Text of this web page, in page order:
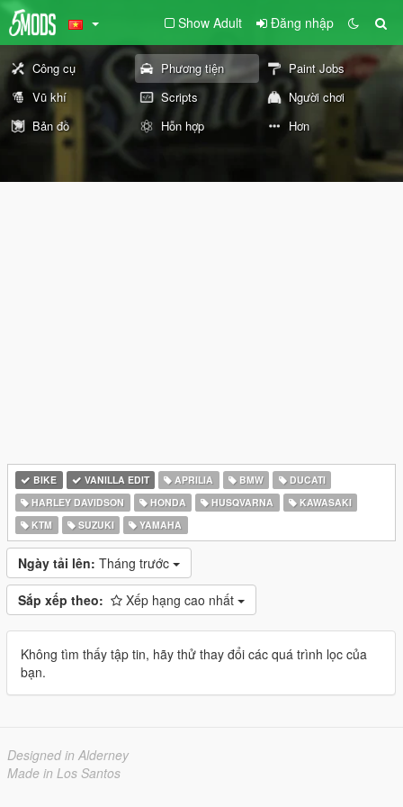
Show Adult Đăng nhập
Công cụ Phương tiện
Paint Jobs
Vũ khí
Scripts
Người chơi
Bản đồ
Hỗn hợp Hơn
BIKE VANILLA EDIT APRILIA BMW
DUCATI
HARLEY DAVIDSON
HONDA HUSQVARNA
KAWASAKI
KTM
SUZUKI YAMAHA
Ngày tải lên: Tháng trước
Sắp xếp theo: Xếp hạng cao nhất
Không tìm thấy tập tin, hãy thử thay đổi các quá trình lọc của
bạn.
Designed in Alderney
Made in Los Santos